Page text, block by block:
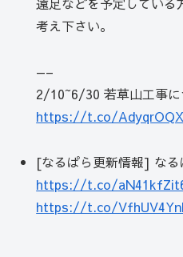
考え下さい。
—–
2/10~6/30 若草山工事
https://t.co/
[なるぱら更新情報] な
https://t.co/
https://t.co/